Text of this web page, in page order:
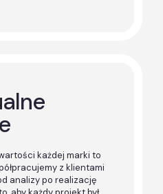
każdej marki to
z klientami
analizy po realizację